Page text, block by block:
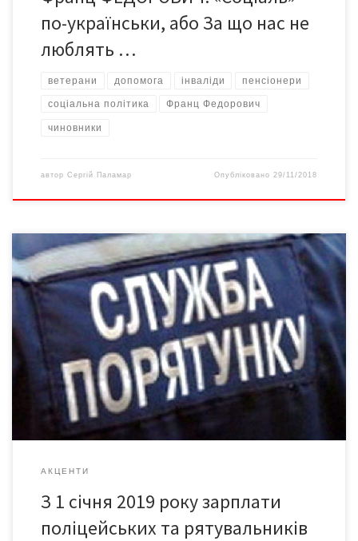
по-українськи, або За що нас не
люблять …
ветерани допомога інваліди пенсіонери
соціальна політика Франц Федорович
чиновники
автор Сергій Паламар Опубліковано 29/11/2018
Про це під час робочої поїздки у Чернівецьку область
повідомив міністр внутрішніх справ Арсен Аваков, інформує
Департамент комунікації МВС України. Міністерство внутрішніх
справ України з нового року запускає нові механізми
соціального забезпечення поліцейських та рятувальників. До
неї входить підвищення зарплат, виплати компенсацій за
винайм житла та система фінансового лізингу на придбання
АКЦЕНТИ
З 1 січня 2019 року зарплати
поліцейських та рятувальників